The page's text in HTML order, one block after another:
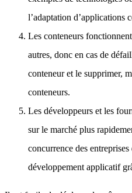
l’adaptation d’applications
Les conteneurs
autres, donc en cas de
conteneur et le supprimer,
conteneurs.
Les développeurs et les
sur le marché plus
concurrence des
développement applicatif